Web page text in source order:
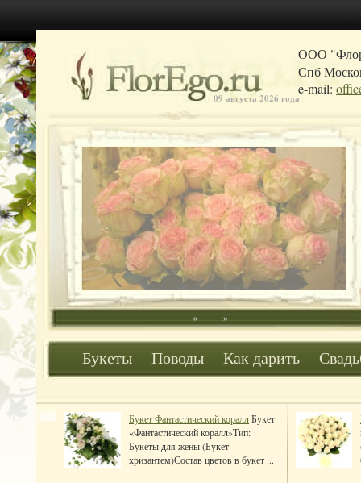
09 августа 2026 года
« »
Букеты Поводы Как дарить
Букет Фантастический кораллБукет
«Фантастический коралл»Тип:
Букеты для жены (Букет
хризантем)Состав цветов в букет ...
ООО
Спб
e-mail: